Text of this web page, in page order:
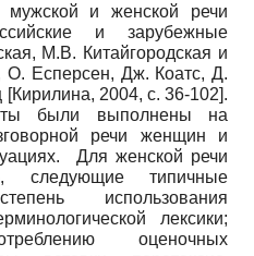
мужской и женской речи
и зарубежные
М.В. Китайгородская и
Есперсен, Дж. Коатс, Д.
[Кирилина, 2004, с. 36-102].
были выполнены на
речи женщин и
Для женской речи
следующие типичные
использования
лексики;
оценочных